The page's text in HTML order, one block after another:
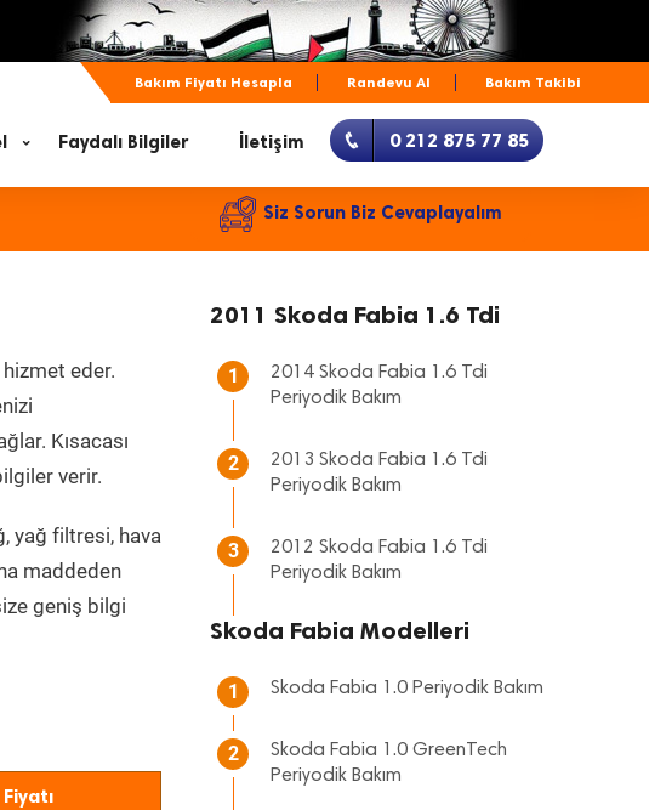
Bakım Fiyatı Hesapla Randevu Al Bakım Takibi
Faydalı Bilgiler İletişim 0 212 875 77 85
Siz Sorun Biz Cevaplayalım
hizmet eder.
Kısacası
verir.
yağ filtresi, hava
maddeden
geniş bilgi
2011 Skoda Fabia 1.6 Tdi
1
2014 Skoda Fabia 1.6 Tdi
Periyodik Bakım
2
2013 Skoda Fabia 1.6 Tdi
Periyodik Bakım
3
2012 Skoda Fabia 1.6 Tdi
Periyodik Bakım
Skoda Fabia Modelleri
1 Skoda Fabia 1.0 Periyodik Bakım
2
Skoda Fabia 1.0 GreenTech
Periyodik Bakım